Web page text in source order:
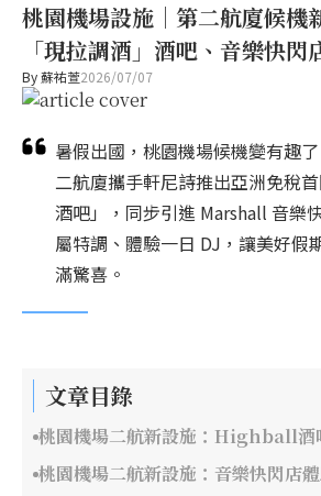
桃園機場設施｜第二航廈候機
「現拉調酒」酒吧、音樂快閃
By蘇祐萱2026/07/07
暑假出國，桃園機場候機變有趣
二航廈攜手軒尼詩推出亞洲免稅
酒吧」，同步引進 Marshall 音樂
屬特調、體驗一日 DJ，讓美好假
滿驚喜。
文章目錄
桃園機場二航新設施：Highball酒
桃園機場二航新設施：音樂快閃店